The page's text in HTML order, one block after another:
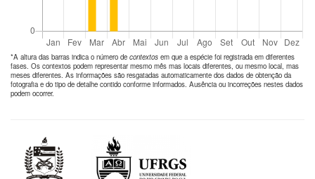
*A altura das barras indica o número de contextos em que a espécie foi registrada em diferentes
fases. Os contextos podem representar mesmo mês mas locais diferentes, ou mesmo local, mas
meses diferentes. As informações são resgatadas automaticamente dos dados de obtenção da
fotografia e do tipo de detalhe contido conforme informados. Ausência ou incorreções nestes dados
podem ocorrer.